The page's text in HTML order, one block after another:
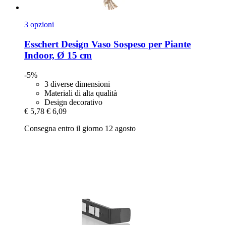
3 opzioni
Esschert Design Vaso Sospeso per Piante
Indoor, Ø 15 cm
-5%
3 diverse dimensioni
Materiali di alta qualità
Design decorativo
€ 5,78 € 6,09
Consegna entro il giorno 12 agosto